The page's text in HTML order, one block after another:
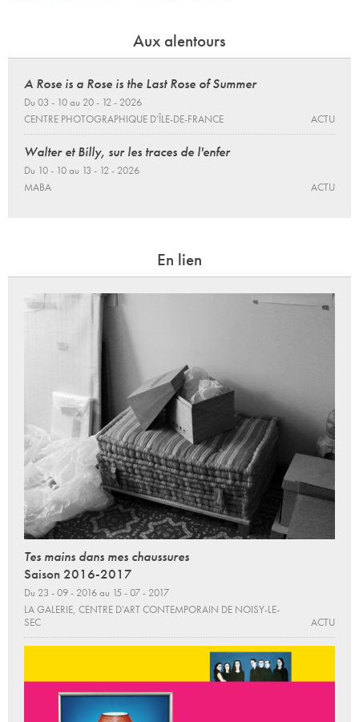
Aux alentours
A Rose is a Rose is the Last Rose of Summer
Du 03 - 10 au 20 - 12 - 2026
CENTRE PHOTOGRAPHIQUE D’ÎLE-DE-FRANCE
ACTU
Walter et Billy, sur les traces de l'enfer
Du 10 - 10 au 13 - 12 - 2026
MABA
ACTU
En lien
Tes mains dans mes chaussures
Saison 2016-2017
Du 23 - 09 - 2016 au 15 - 07 - 2017
LA GALERIE, CENTRE D’ART CONTEMPORAIN DE NOISY-LE-
SEC
ACTU